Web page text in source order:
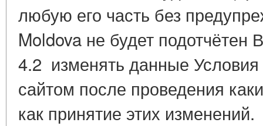
любую его часть без
Moldova не будет
4.2 изменять данные
сайтом после проведения
как принятие этих изменений.